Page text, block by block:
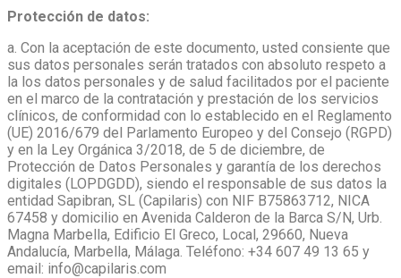
Protección de datos:
a. Con la aceptación de este documento, usted consiente que
sus datos personales serán tratados con absoluto respeto a
la los datos personales y de salud facilitados por el paciente
en el marco de la contratación y prestación de los servicios
clínicos, de conformidad con lo establecido en el Reglamento
(UE) 2016/679 del Parlamento Europeo y del Consejo (RGPD)
y en la Ley Orgánica 3/2018, de 5 de diciembre, de
Protección de Datos Personales y garantía de los derechos
digitales (LOPDGDD), siendo el responsable de sus datos la
entidad Sapibran, SL (Capilaris) con NIF B75863712, NICA
67458 y domicilio en Avenida Calderon de la Barca S/N, Urb.
Magna Marbella, Edificio El Greco, Local, 29660, Nueva
Andalucía, Marbella, Málaga. Teléfono: +34 607 49 13 65 y
email: info@capilaris.com